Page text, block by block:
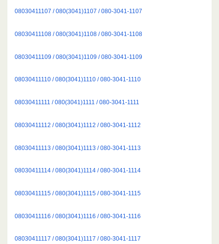
08030411107 / 080(3041)1107 / 080-3041-1107
08030411108 / 080(3041)1108 / 080-3041-1108
08030411109 / 080(3041)1109 / 080-3041-1109
08030411110 / 080(3041)1110 / 080-3041-1110
08030411111 / 080(3041)1111 / 080-3041-1111
08030411112 / 080(3041)1112 / 080-3041-1112
08030411113 / 080(3041)1113 / 080-3041-1113
08030411114 / 080(3041)1114 / 080-3041-1114
08030411115 / 080(3041)1115 / 080-3041-1115
08030411116 / 080(3041)1116 / 080-3041-1116
08030411117 / 080(3041)1117 / 080-3041-1117